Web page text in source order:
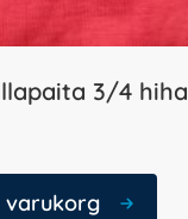
3/4 hiha
varukorg